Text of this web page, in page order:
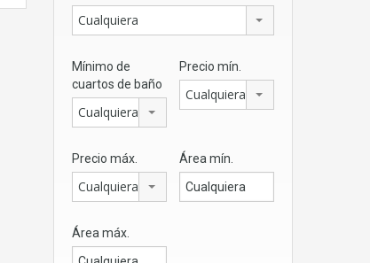
Cualquiera
Mínimo de
cuartos de baño
Cualquiera
Precio mín.
Cualquiera
Precio máx.
Cualquiera
Área mín.
Área máx.